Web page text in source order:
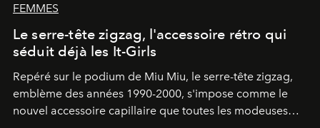
FEMMES
Le serre-tête zigzag, l'accessoire rétro qui
séduit déjà les It-Girls
Repéré sur le podium de Miu Miu, le serre-tête zigzag,
emblème des années 1990-2000, s'impose comme le
nouvel accessoire capillaire que toutes les modeuses